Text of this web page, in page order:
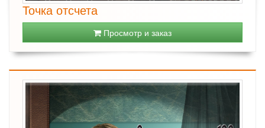
Точка отсчета
Просмотр и заказ